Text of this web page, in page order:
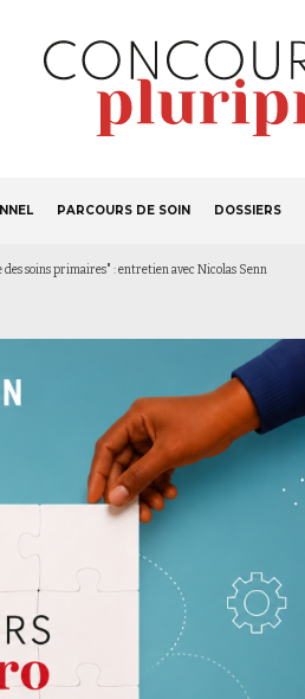
PARCOURS DE SOIN DOSSIERS
soins primaires" : entretien avec Nicolas Senn